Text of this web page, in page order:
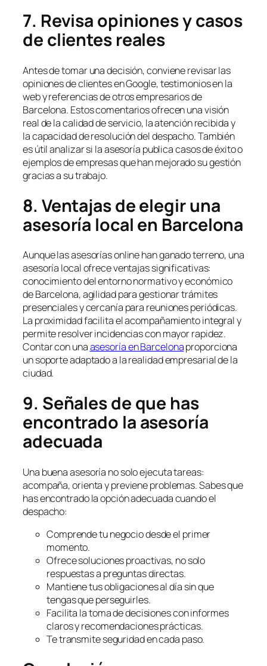
7. Revisa opiniones y casos
de clientes reales
Antes de tomar una decisión, conviene revisar las
opiniones de clientes en Google, testimonios en la
web y referencias de otros empresarios de
Barcelona. Estos comentarios ofrecen una visión
real de la calidad de servicio, la atención recibida y
la capacidad de resolución del despacho. También
es útil analizar si la asesoría publica casos de éxito o
ejemplos de empresas que han mejorado su gestión
gracias a su trabajo.
8. Ventajas de elegir una
asesoría local en Barcelona
Aunque las asesorías online han ganado terreno, una
asesoría local ofrece ventajas significativas:
conocimiento del entorno normativo y económico
de Barcelona, agilidad para gestionar trámites
presenciales y cercanía para reuniones periódicas.
La proximidad facilita el acompañamiento integral y
permite resolver incidencias con mayor rapidez.
Contar con unaasesoría en Barcelonaproporciona
un soporte adaptado a la realidad empresarial de la
ciudad.
9. Señales de que has
encontrado la asesoría
adecuada
Una buena asesoría no solo ejecuta tareas:
acompaña, orienta y previene problemas. Sabes que
has encontrado la opción adecuada cuando el
despacho:
Comprende tu negocio desde el primer
momento.
Ofrece soluciones proactivas, no solo
respuestas a preguntas directas.
Mantiene tus obligaciones al día sin que
tengas que perseguirles.
Facilita la toma de decisiones con informes
claros y recomendaciones prácticas.
Te transmite seguridad en cada paso.